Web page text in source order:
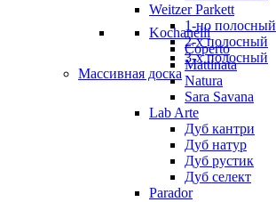
Weitzer Parkett
1-но полосный
2-х полосный
3-х полосный
Массивная доска
Kochanelli
Coperto
Mattinata
Natura
Sara Savana
Lab Arte
Дуб кантри
Дуб натур
Дуб рустик
Дуб селект
Parador